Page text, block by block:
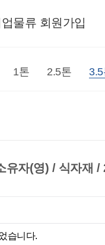
물류 회원가입
1톤 2.5톤
자(영) / 식자재
습니다.